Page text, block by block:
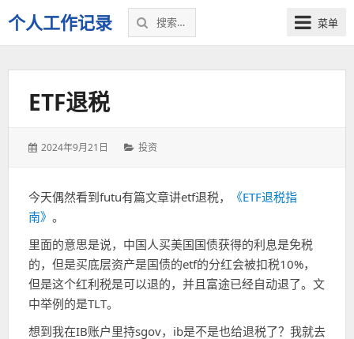
个人工作记录
搜
索：
菜单
ETF退税
发
2024年9月21日
分
投资
今天偶然看到futu有篇文章讲etf退税，
《ETF退税指
南》 。
里面的意思是说，中国人买美国国债获得的利息是免税
的，但是买底层资产是国债的etf的分红会被扣税10%，
但是这个红利税是可以退的，并且富途已经自动退了。文
中举例的是TLT。
想到我在IB账户里持sgov，ib是不是也给退税了？我就去